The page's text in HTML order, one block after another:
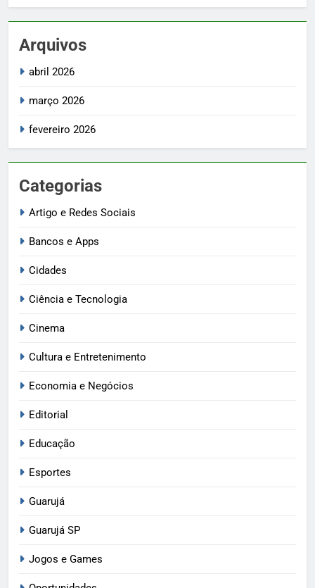
Arquivos
abril 2026
março 2026
fevereiro 2026
Categorias
Artigo e Redes Sociais
Bancos e Apps
Cidades
Ciência e Tecnologia
Cinema
Cultura e Entretenimento
Economia e Negócios
Editorial
Educação
Esportes
Guarujá
Guarujá SP
Jogos e Games